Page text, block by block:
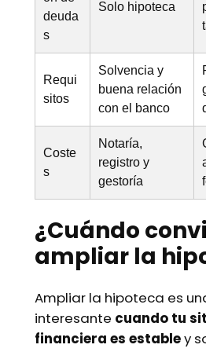
deuda
s
Solo hipoteca
Requi
sitos
Solvencia y
buena relación
con el banco
Coste
s
Notaría,
registro y
gestoría
¿Cuándo
ampliar la
Ampliar la hipoteca es
interesante cuando tu
financiera es establey